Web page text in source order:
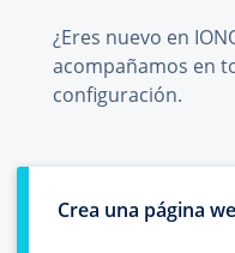
¿Eres nuevo en
acompañamos en
configuración.
Crea una página